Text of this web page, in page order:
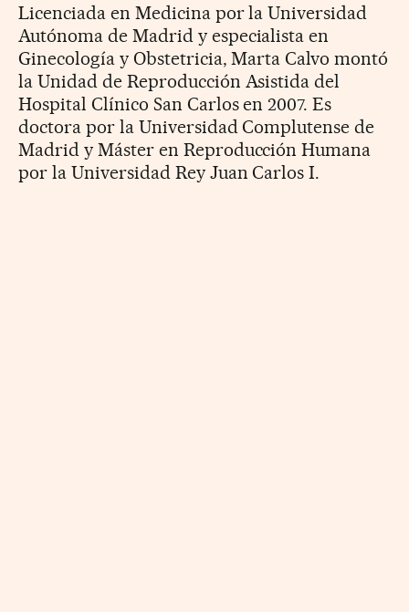
Licenciada en Medicina por la Universidad
Autónoma de Madrid y especialista en
Ginecología y Obstetricia, Marta Calvo montó
la Unidad de Reproducción Asistida del
Hospital Clínico San Carlos en 2007. Es
doctora por la Universidad Complutense de
Madrid y Máster en Reproducción Humana
por la Universidad Rey Juan Carlos I.